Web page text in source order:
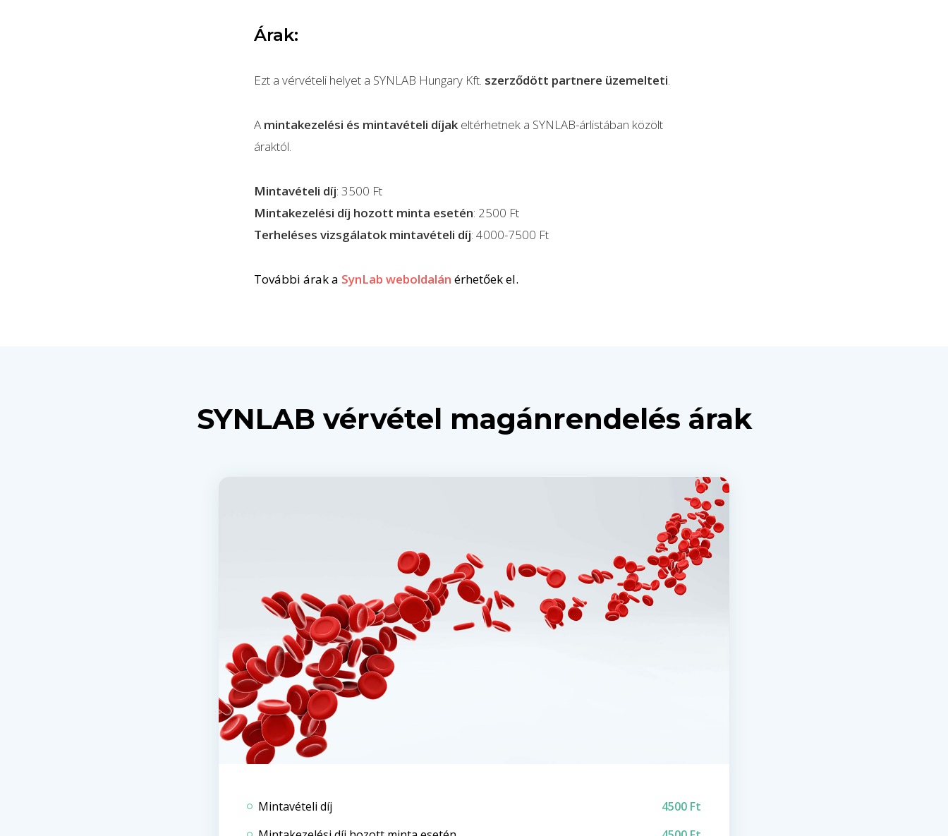
Árak:
Ezt a vérvételi helyet a SYNLAB Hungary Kft. szerződött partnere üzemelteti.
A mintakezelési és mintavételi díjak eltérhetnek a SYNLAB-árlistában közölt
áraktól.
Mintavételi díj: 3500 Ft
Mintakezelési díj hozott minta esetén: 2500 Ft
Terheléses vizsgálatok mintavételi díj: 4000-7500 Ft
További árak a SynLab weboldalán érhetőek el.
SYNLAB vérvétel magánrendelés árak
Mintavételi díj
4500 Ft